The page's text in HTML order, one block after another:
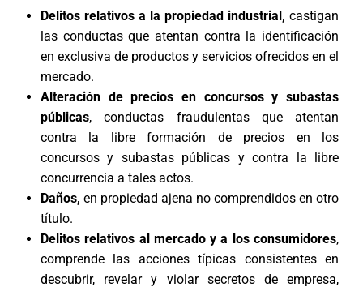
Delitos relativos a la propiedad industrial, castigan
las conductas que atentan contra la identificación
en exclusiva de productos y servicios ofrecidos en el
mercado.
Alteración de precios en concursos y subastas
públicas, conductas fraudulentas que atentan
contra la libre formación de precios en los
concursos y subastas públicas y contra la libre
concurrencia a tales actos.
Daños, en propiedad ajena no comprendidos en otro
título.
Delitos relativos al mercado y a los consumidores,
comprende las acciones típicas consistentes en
descubrir, revelar y violar secretos de empresa,